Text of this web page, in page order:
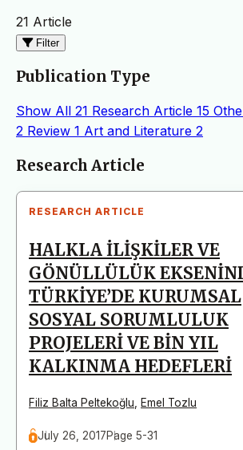
21 Article
Filter
Publication Type
Show All 21 Research Article 15
2 Review 1 Art and Literature 2
Articles
Research Article
RESEARCH ARTICLE
HALKLA İLİŞKİLER VE
GÖNÜLLÜLÜK
TÜRKİYE’DE KURUMSAL
SOSYAL SORUMLULUK
PROJELERİ VE BİN YIL
KALKINMA HEDEFLERİ
Filiz Balta Peltekoğlu Emel Tozlu
July 26, 2017Page 5-31